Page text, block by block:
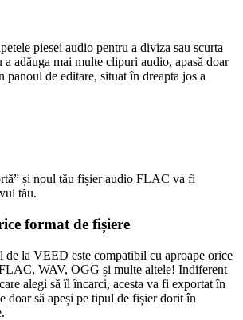
piesei audio pentru a diviza sau scurta
adăuga mai multe clipuri audio, apasă doar
panoul de editare, situat în dreapta jos a
și noul tău fișier audio FLAC va fi
tău.
format de fișiere
de la VEED este compatibil cu aproape orice
WAV, OGG și multe altele! Indiferent
alegi să îl încarci, acesta va fi exportat în
doar să apeși pe tipul de fișier dorit în